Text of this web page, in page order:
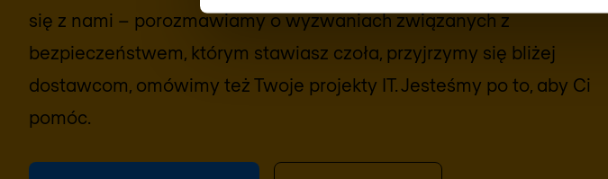
się z nami – porozmawiamy o wyzwaniach związanych z
bezpieczeństwem, którym stawiasz czoła, przyjrzymy się bliżej
dostawcom, omówimy też Twoje projekty IT. Jesteśmy po to, aby Ci
pomóc.